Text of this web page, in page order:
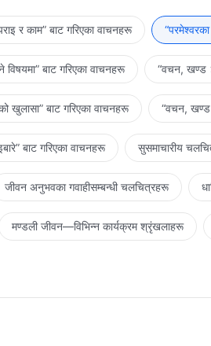
कुनै शङ्‍का छैन। उहाँको अस्तित्व र
मात्रै मानिसको विगत, वर्तमान, र
पनि वा नसके पनि, चाँडै नै सारा
जिउँछ र मर्छ। मानिस
बन्द हुन्छन्। मानिस घरीघरी, अघि-पछि
व्यवस्थापन कहिल्यै अन्त्य भएको
भरोसा गर्ने, उहाँका
योजना, र काम यही नै हो।
र काम” बाट गरिएका वाचनहरू
बाट गरिएका वाचनहरू “वचन, खण्ड
खुलासा” बाट गरिएका वाचनहरू “वचन, खण्ड
बाट गरिएका वाचनहरू सुसमाचारीय
जीवन अनुभवका गवाहीसम्‍बन्धी चलचित्रहरू
मण्डली जीवन—विभिन्‍न कार्यक्रम श्रृंखलाहरू